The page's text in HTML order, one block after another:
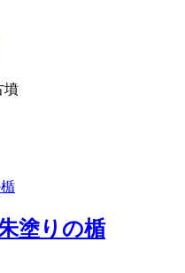
墳
塗りの楯